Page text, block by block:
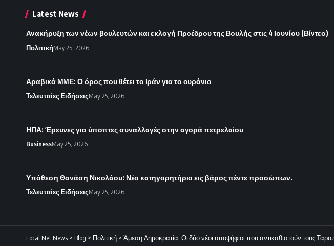
Latest News
Ανακήρυξη των νέων βουλευτών και εκλογή Προέδρου της Βουλής στις 4 Ιουνίου (Βίντεο)
ΠολιτικήMay 25, 2026
Αραβικά ΜΜΕ: Ο όρος που θέτει το Ιράν για το ουράνιο
Τελευταίες ΕιδήσειςMay 25, 2026
ΗΠΑ: Έρευνες για ύποπτες συναλλαγές στην αγορά πετρελαίου
BusinessMay 25, 2026
Υπόθεση Θανάση Νικολάου: Νέο κατηγορητήριο εις βάρος πέντε προσώπων.
Τελευταίες ΕιδήσειςMay 25, 2026
Local Net News > Blog > Πολιτική > Άμεση Δημοκρατία: Οι δύο νέοι υποψήφιοι που αντικαθιστούν τους